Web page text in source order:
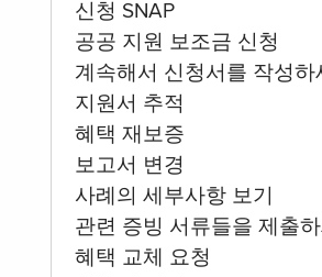
신청 SNAP
공공 지원 보조금 신청
계속해서 신청서를 작성하
지원서 추적
혜택 재보증
보고서 변경
사례의 세부사항 보기
관련 증빙 서류들을 제출
혜택 교체 요청